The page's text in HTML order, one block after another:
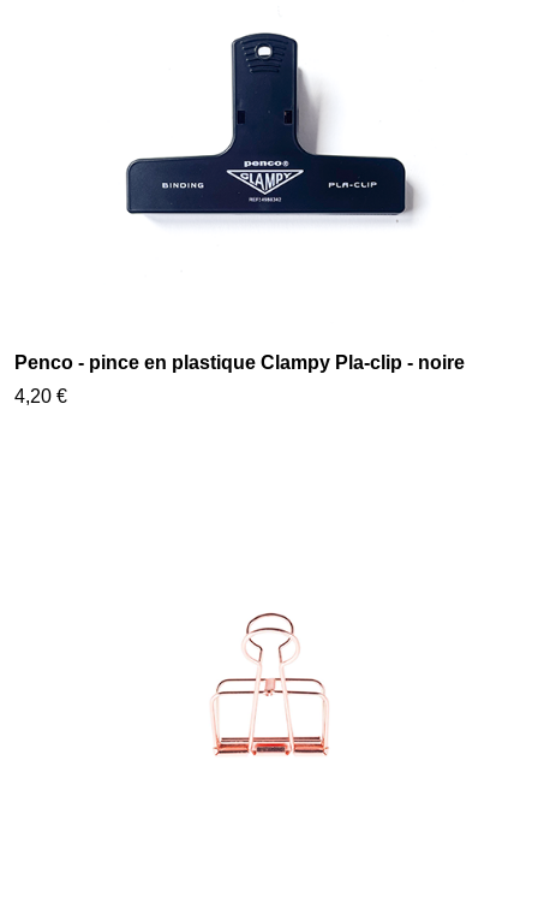
Penco - pince en plastique Clampy Pla-clip - noire
4,20 €